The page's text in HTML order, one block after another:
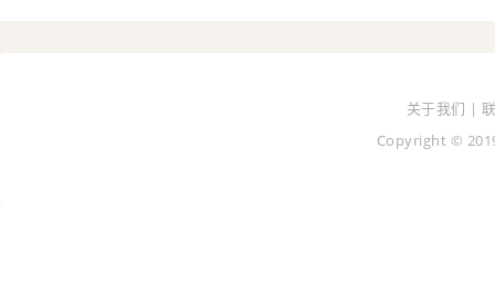
关于我们 |
Copyright ©